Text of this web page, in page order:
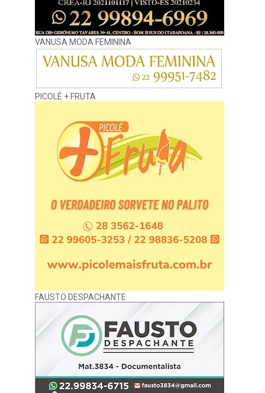
VANUSA MODA FEMININA
PICOLÉ + FRUTA
FAUSTO DESPACHANTE